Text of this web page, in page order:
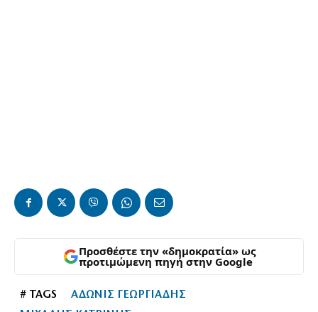
Προσθέστε την «δημοκρατία» ως
προτιμώμενη πηγή στην Google
# TAGS
ΑΔΩΝΙΣ ΓΕΩΡΓΙΑΔΗΣ